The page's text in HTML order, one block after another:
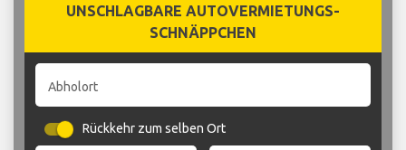
UNSCHLAGBARE AUTOVERMIETUNGS-
SCHNÄPPCHEN
Abholort
Rückkehr zum selben Ort